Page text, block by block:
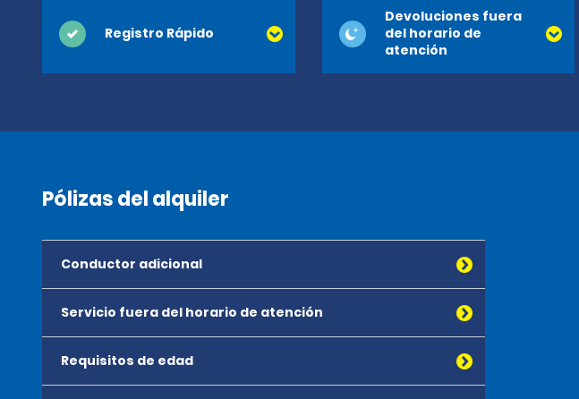
Registro Rápido
Devoluciones fuera
del horario de
atención
Pólizas del alquiler
Conductor adicional
Servicio fuera del horario de atención
Requisitos de edad